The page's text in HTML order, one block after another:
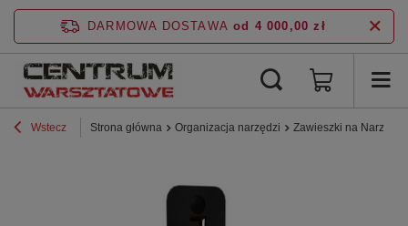
DARMOWA DOSTAWA od 4 000,00 zł
Wstecz Strona główna Organizacja narzędzi Zawieszki na